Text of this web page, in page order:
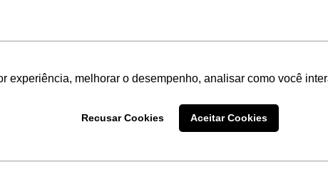
experiência, melhorar o desempenho, analisar como você
Recusar Cookies Aceitar Cookies